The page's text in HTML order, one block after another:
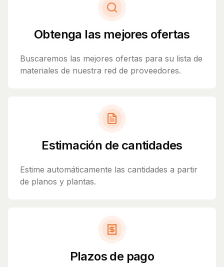
Obtenga las mejores ofertas
Buscaremos las mejores ofertas para su lista de
materiales de nuestra red de proveedores.
Estimación de cantidades
Estime automáticamente las cantidades a partir
de planos y plantas.
Plazos de pago